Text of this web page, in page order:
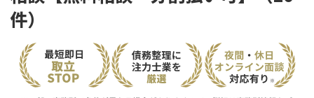
相談内容で探す
借金返済相談・交渉
費用相場
件）